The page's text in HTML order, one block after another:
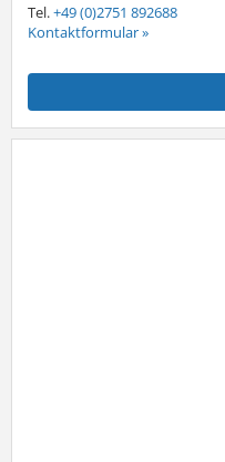
Tel.+49 (0)2751 892688
Kontaktformular »